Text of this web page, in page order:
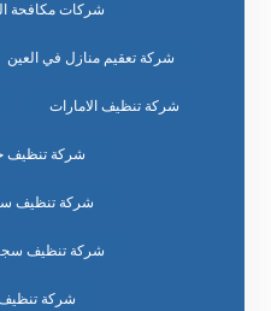
شركات مكافحة
شركة تعقيم منازل في العين
شركة تنظيف الامارات
شركة تنظيف
شركة تنظيف
شركة تنظيف
شركة